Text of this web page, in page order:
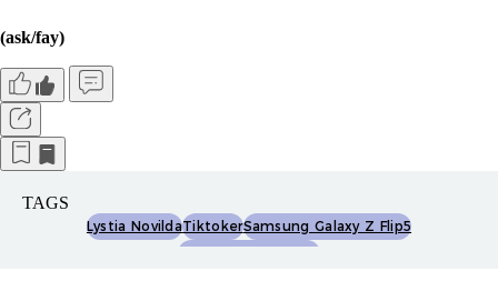
(ask/fay)
TAGS
Lystia NovildaTiktokerSamsung Galaxy Z Flip5